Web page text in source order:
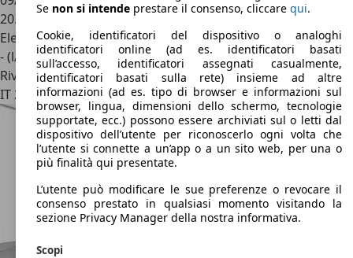
20.295 km
Elettrica/Benzina
- (l/100 km)
Rivenditore
IT 20142Milano - Mi
Se non si intende prestare il consenso, cliccare qui.
Cookie, identificatori del dispositivo o analoghi
identificatori online (ad es. identificatori basati
sull’accesso, identificatori assegnati casualmente,
identificatori basati sulla rete) insieme ad altre
informazioni (ad es. tipo di browser e informazioni sul
browser, lingua, dimensioni dello schermo, tecnologie
supportate, ecc.) possono essere archiviati sul o letti dal
dispositivo dell’utente per riconoscerlo ogni volta che
l’utente si connette a un’app o a un sito web, per una o
più finalità qui presentate.
L’utente può modificare le sue preferenze o revocare il
consenso prestato in qualsiasi momento visitando la
sezione Privacy Manager della nostra informativa.
Scopi